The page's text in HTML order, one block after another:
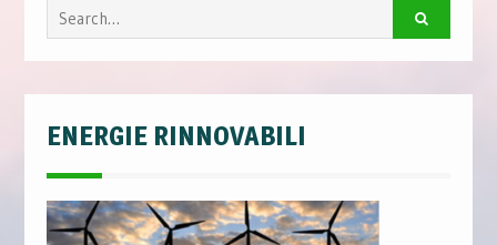
Search
for:
ENERGIE RINNOVABILI